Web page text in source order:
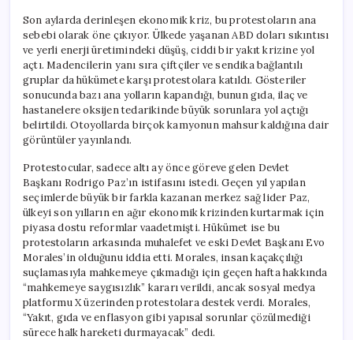
Son aylarda derinleşen ekonomik kriz, bu protestoların ana
sebebi olarak öne çıkıyor. Ülkede yaşanan ABD doları sıkıntısı
ve yerli enerji üretimindeki düşüş, ciddi bir yakıt krizine yol
açtı. Madencilerin yanı sıra çiftçiler ve sendika bağlantılı
gruplar da hükümete karşı protestolara katıldı. Gösteriler
sonucunda bazı ana yolların kapandığı, bunun gıda, ilaç ve
hastanelere oksijen tedarikinde büyük sorunlara yol açtığı
belirtildi. Otoyollarda birçok kamyonun mahsur kaldığına dair
görüntüler yayınlandı.
Protestocular, sadece altı ay önce göreve gelen Devlet
Başkanı Rodrigo Paz’ın istifasını istedi. Geçen yıl yapılan
seçimlerde büyük bir farkla kazanan merkez sağ lider Paz,
ülkeyi son yılların en ağır ekonomik krizinden kurtarmak için
piyasa dostu reformlar vaadetmişti. Hükümet ise bu
protestoların arkasında muhalefet ve eski Devlet Başkanı Evo
Morales’in olduğunu iddia etti. Morales, insan kaçakçılığı
suçlamasıyla mahkemeye çıkmadığı için geçen hafta hakkında
“mahkemeye saygısızlık” kararı verildi, ancak sosyal medya
platformu X üzerinden protestolara destek verdi. Morales,
“Yakıt, gıda ve enflasyon gibi yapısal sorunlar çözülmediği
sürece halk hareketi durmayacak” dedi.